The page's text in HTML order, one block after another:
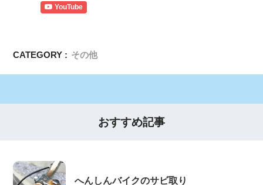
YouTube
CATEGORY : その他
おすすめ記事
へんしんバイクのサビ取り